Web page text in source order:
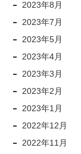
2023年8月
2023年7月
2023年5月
2023年4月
2023年3月
2023年2月
2023年1月
2022年12月
2022年11月